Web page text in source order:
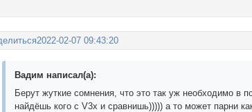
2022-02-07 09:43:20
Вадим написал(а):
Берут жуткие сомнения, что это так уж необходимо в
найдёшь кого с V3x и сравнишь))))) а то может парни